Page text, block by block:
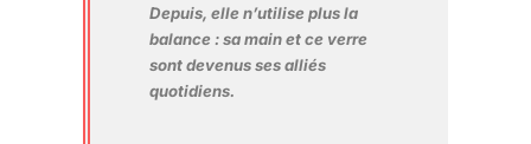
Depuis, elle n’utilise plus la
balance : sa main et ce verre
sont devenus ses alliés
quotidiens.